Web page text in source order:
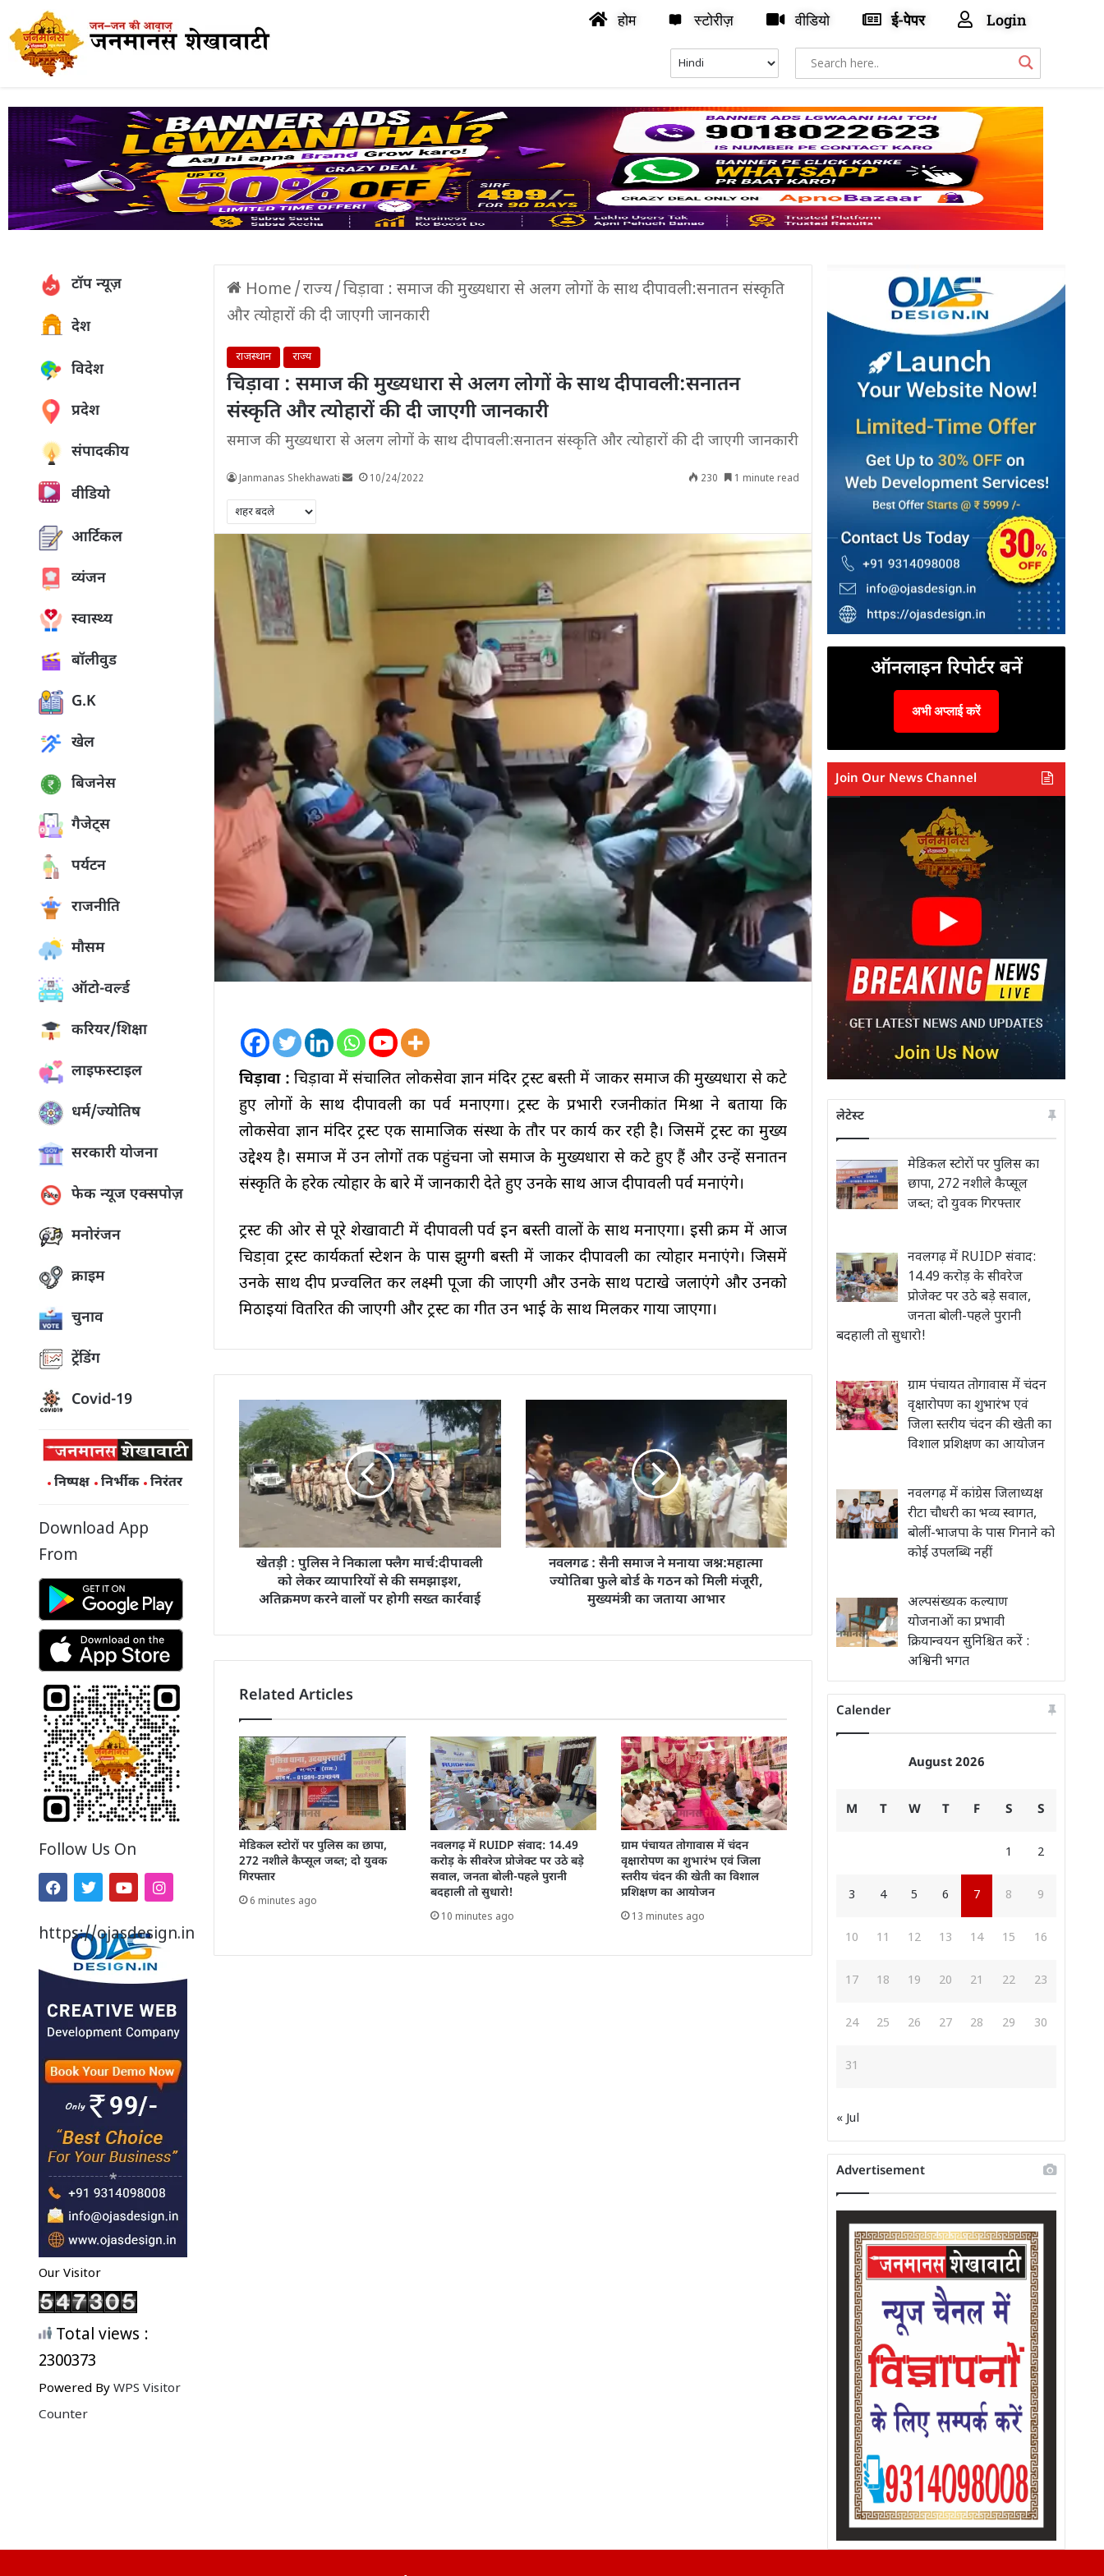
होम स्टोरीज़ वीडियो ई-पेपर Login
टॉप न्यूज़
देश
विदेश
प्रदेश
संपादकीय
वीडियो
आर्टिकल
व्यंजन
स्वास्थ्य
बॉलीवुड
G.K
खेल
बिजनेस
गैजेट्स
पर्यटन
राजनीति
मौसम
ऑटो-वर्ल्ड
करियर/शिक्षा
लाइफस्टाइल
धर्म/ज्योतिष
सरकारी योजना
फेक न्यूज एक्सपोज़
मनोरंजन
क्राइम
चुनाव
ट्रेंडिंग
Covid-19
निष्पक्ष निर्भीक निरंतर
Download App
From
Follow Us On
https://ojasdesign.in
Our Visitor
Total views :
2300373
Powered By WPS Visitor
Counter
Home /राज्य/चिड़ावा : समाज की मुख्यधारा से अलग लोगों के साथ दीपावली:सनातन संस्कृति
और त्योहारों की दी जाएगी जानकारी
राजस्थान राज्य
चिड़ावा : समाज की मुख्यधारा से अलग लोगों के साथ दीपावली:सनातन
संस्कृति और त्योहारों की दी जाएगी जानकारी
समाज की मुख्यधारा से अलग लोगों के साथ दीपावली:सनातन संस्कृति और त्योहारों की दी जाएगी जानकारी
Janmanas Shekhawati 10/24/2022 230 1 minute read
चिड़ावा : चिड़ावा में संचालित लोकसेवा ज्ञान मंदिर ट्रस्ट बस्ती में जाकर समाज की मुख्यधारा से कटे
हुए लोगों के साथ दीपावली का पर्व मनाएगा। ट्रस्ट के प्रभारी रजनीकांत मिश्रा ने बताया कि
लोकसेवा ज्ञान मंदिर ट्रस्ट एक सामाजिक संस्था के तौर पर कार्य कर रही है। जिसमें ट्रस्ट का मुख्य
उद्देश्य है। समाज में उन लोगों तक पहुंचना जो समाज के मुख्यधारा से कटे हुए हैं और उन्हें सनातन
संस्कृति के हरेक त्योहार के बारे में जानकारी देते हुए उनके साथ आज दीपावली पर्व मनाएंगे।
ट्रस्ट की ओर से पूरे शेखावाटी में दीपावली पर्व इन बस्ती वालों के साथ मनाएगा। इसी क्रम में आज
चिडा़वा ट्रस्ट कार्यकर्ता स्टेशन के पास झुग्गी बस्ती में जाकर दीपावली का त्योहार मनाएंगे। जिसमें
उनके साथ दीप प्रज्वलित कर लक्ष्मी पूजा की जाएगी और उनके साथ पटाखे जलाएंगे और उनको
मिठाइयां वितरित की जाएगी और ट्रस्ट का गीत उन भाई के साथ मिलकर गाया जाएगा।
खेतड़ी : पुलिस ने निकाला फ्लैग मार्च:दीपावली
को लेकर व्यापारियों से की समझाइश,
अतिक्रमण करने वालों पर होगी सख्त कार्रवाई
नवलगढ : सैनी समाज ने मनाया जश्न:महात्मा
ज्योतिबा फुले बोर्ड के गठन को मिली मंजूरी,
मुख्यमंत्री का जताया आभार
Related Articles
मेडिकल स्टोरों पर पुलिस का छापा,
272 नशीले कैप्सूल जब्त; दो युवक
गिरफ्तार
6 minutes ago
नवलगढ़ में RUIDP संवाद: 14.49
करोड़ के सीवरेज प्रोजेक्ट पर उठे बड़े
सवाल, जनता बोली-पहले पुरानी
बदहाली तो सुधारो!
10 minutes ago
ग्राम पंचायत तोगावास में चंदन
वृक्षारोपण का शुभारंभ एवं जिला
स्तरीय चंदन की खेती का विशाल
प्रशिक्षण का आयोजन
13 minutes ago
ऑनलाइन रिपोर्टर बनें
अभी अप्लाई करें
Join Our News Channel
लेटेस्ट
मेडिकल स्टोरों पर पुलिस का
छापा, 272 नशीले कैप्सूल
जब्त; दो युवक गिरफ्तार
नवलगढ़ में RUIDP संवाद:
14.49 करोड़ के सीवरेज
प्रोजेक्ट पर उठे बड़े सवाल,
जनता बोली-पहले पुरानी
बदहाली तो सुधारो!
ग्राम पंचायत तोगावास में चंदन
वृक्षारोपण का शुभारंभ एवं
जिला स्तरीय चंदन की खेती का
विशाल प्रशिक्षण का आयोजन
नवलगढ़ में कांग्रेस जिलाध्यक्ष
रीटा चौधरी का भव्य स्वागत,
बोलीं-भाजपा के पास गिनाने को
कोई उपलब्धि नहीं
अल्पसंख्यक कल्याण
योजनाओं का प्रभावी
क्रियान्वयन सुनिश्चित करें :
अश्विनी भगत
Calender
August 2026
M T W T F S S
1 2
3 4 5 6 7 8 9
10 11 12 13 14 15 16
17 18 19 20 21 22 23
24 25 26 27 28 29 30
31
« Jul
Advertisement